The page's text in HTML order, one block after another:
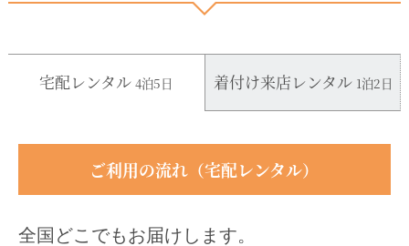
宅配レンタル4泊5日 着付け来店レンタル 1泊2日
ご利用の流れ（宅配レンタル）
全国どこでもお届けします。